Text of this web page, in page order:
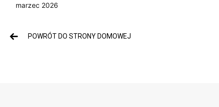
marzec 2026
POWRÓT DO STRONY DOMOWEJ